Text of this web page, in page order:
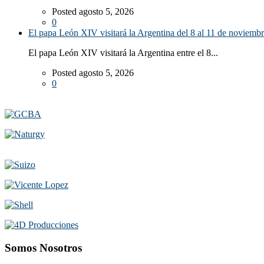
Posted agosto 5, 2026
0
El papa León XIV visitará la Argentina del 8 al 11 de
El papa León XIV visitará la Argentina entre el 8...
Posted agosto 5, 2026
0
Somos Nosotros